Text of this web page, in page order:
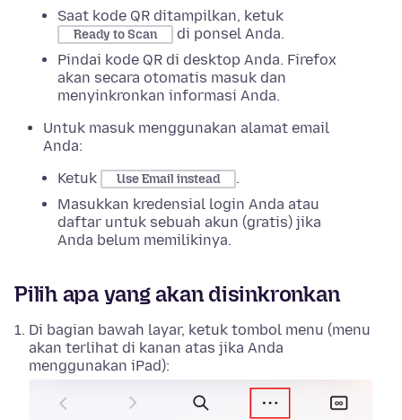
Saat kode QR ditampilkan, ketuk
Ready to Scan
di ponsel Anda.
Pindai kode QR di desktop Anda. Firefox
akan secara otomatis masuk dan
menyinkronkan informasi Anda.
Untuk masuk menggunakan alamat email
Anda:
Ketuk
Use Email instead
.
Masukkan kredensial login Anda atau
daftar untuk sebuah akun (gratis) jika
Anda belum memilikinya.
Pilih apa yang akan disinkronkan
Di bagian bawah layar, ketuk tombol menu (menu
akan terlihat di kanan atas jika Anda
menggunakan iPad):